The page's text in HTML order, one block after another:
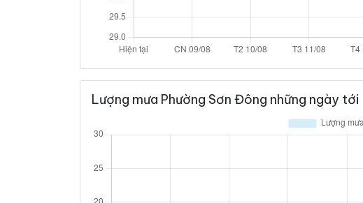
Lượng mưa Phường Sơn Đông những ngày tới